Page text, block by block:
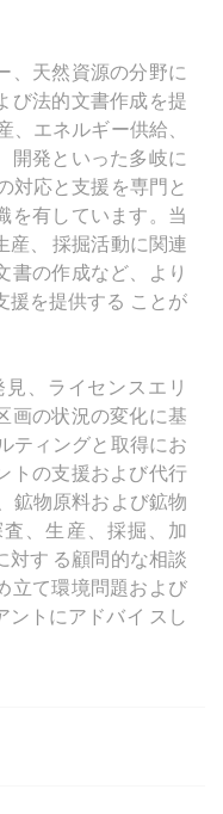
、天然資源の分野に
び法的文書作成を提
、エネルギー供給、
開発といった多岐に
対応と支援を専門と
を有しています。当
産、 採掘活動に関連
書の作成など、より
援を提供する ことが
見、ライセンスエリ
画の状況の変化に基
ティングと取得にお
トの支援および代行
鉱物原料および鉱物
、生産、採掘、加
対す る顧問的な相談
立て環境問題および
ントにアドバイ スし